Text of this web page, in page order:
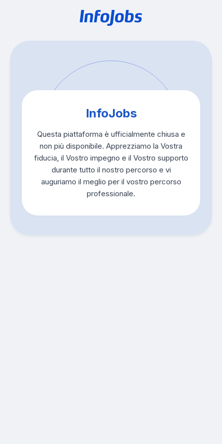
InfoJobs
Questa piattaforma è ufficialmente chiusa e
non più disponibile. Apprezziamo la Vostra
fiducia, il Vostro impegno e il Vostro supporto
durante tutto il nostro percorso e vi
auguriamo il meglio per il vostro percorso
professionale.